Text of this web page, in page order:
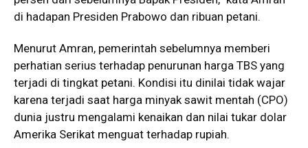
di hadapan Presiden Prabowo dan ribuan petani.
Menurut Amran, pemerintah sebelumnya memberi
perhatian serius terhadap penurunan harga TBS yang
terjadi di tingkat petani. Kondisi itu dinilai tidak wajar
karena terjadi saat harga minyak sawit mentah (CPO)
dunia justru mengalami kenaikan dan nilai tukar dolar
Amerika Serikat menguat terhadap rupiah.